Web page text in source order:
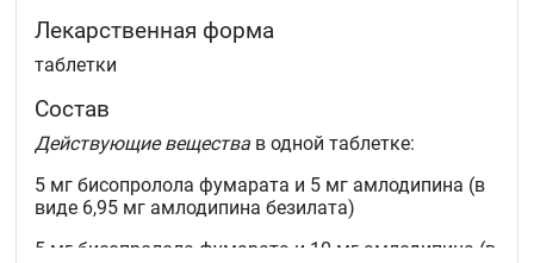
Лекарственная форма
таблетки
Состав
Действующие вещества в одной таблетке:
5 мг бисопролола фумарата и 5 мг амлодипина (в
виде 6,95 мг амлодипина безилата)
5 мг бисопролола фумарата и 10 мг амлодипина (в